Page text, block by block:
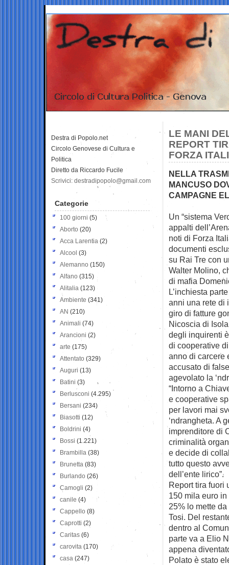
LE MANI
REPORT
FORZA
NELLA
MANCUSO
CAMPAGNE
Un “sistema
appalti
noti di Forza
documenti
su Rai Tre con
Walter Molino,
di mafia
L’inchiesta
anni una rete di
giro di fatture
Nicoscia di
degli inquirenti
di cooperative
anno di carcere
accusato di
agevolato la
“Intorno a
e cooperative
per lavori mai
‘ndrangheta. A
imprenditore di
criminalità
e decide di
tutto questo
dell’ente lirico”.
Report tira fuori
150 mila euro
25% lo mette
Tosi. Del
dentro al
parte va a Elio
appena
Polato è stato
Destra di Popolo.net
Circolo Genovese di Cultura e
Politica
Diretto da Riccardo Fucile
Scrivici: destradipopolo@gmail.com
Categorie
100 giorni (5)
Aborto (20)
Acca Larentia (2)
Alcool (3)
Alemanno (150)
Alfano (315)
Alitalia (123)
Ambiente (341)
AN (210)
Animali (74)
Arancioni (2)
arte (175)
Attentato (329)
Auguri (13)
Batini (3)
Berlusconi (4.295)
Bersani (234)
Biasotti (12)
Boldrini (4)
Bossi (1.221)
Brambilla (38)
Brunetta (83)
Burlando (26)
Camogli (2)
canile (4)
Cappello (8)
Caprotti (2)
Caritas (6)
carovita (170)
casa (247)